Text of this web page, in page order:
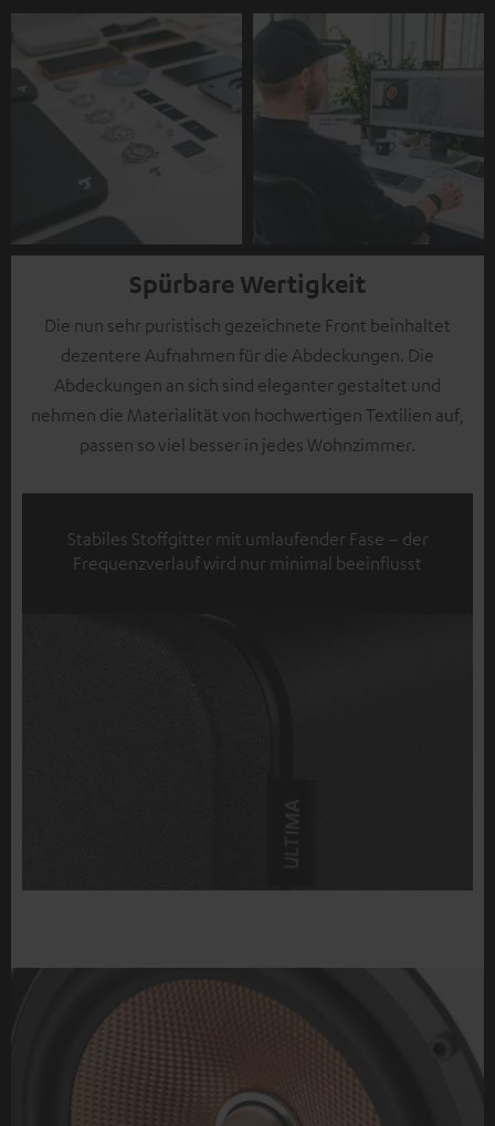
Spürbare Wertigkeit
Die nun sehr puristisch gezeichnete Front beinhaltet
dezentere Aufnahmen für die Abdeckungen. Die
Abdeckungen an sich sind eleganter gestaltet und
nehmen die Materialität von hochwertigen Textilien auf,
passen so viel besser in jedes Wohnzimmer.
Stabiles Stoffgitter mit umlaufender Fase – der
Frequenzverlauf wird nur minimal beeinflusst